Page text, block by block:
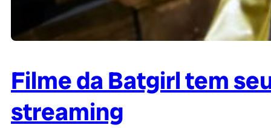
Filme da Batgirl tem
streaming